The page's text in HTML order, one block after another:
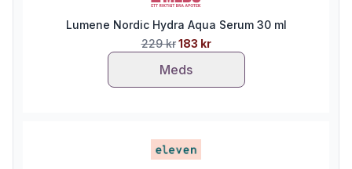
Lumene Nordic Hydra Aqua Serum 30 ml
229 kr 183 kr
Meds